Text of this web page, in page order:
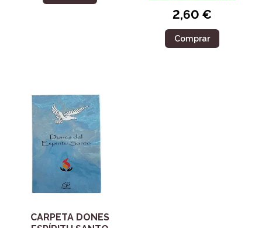
2,60 €
Comprar
CARPETA DONES